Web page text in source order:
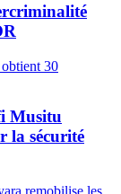
Musitu
la sécurité